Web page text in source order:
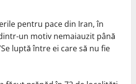
pentru pace din Iran, în
un motiv nemaiauzit până
luptă între ei care să nu fie